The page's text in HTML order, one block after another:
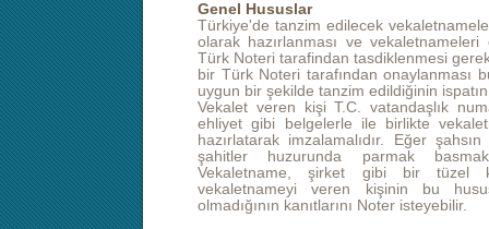
Genel Hususlar
Türkiye'de tanzim edilecek
olarak hazırlanması ve
Türk Noteri tarafindan tasdiklenmesi
bir Türk Noteri tarafından onaylanması
uygun bir şekilde tanzim edildiğinin
Vekalet veren kişi T.C. vatandaşlık
ehliyet gibi belgelerle ile birlikte
hazırlatarak imzalamalıdır. Eğer
şahitler huzurunda parmak
Vekaletname, şirket gibi bir tüzel
vekaletnameyi veren kişinin bu
olmadığının kanıtlarını Noter isteyebilir.